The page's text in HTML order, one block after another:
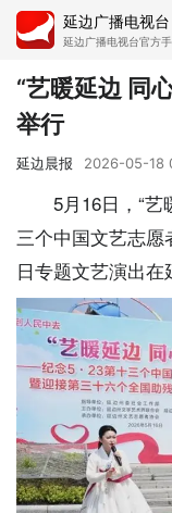
延边广播电视台
延边广播电视台官方
首页
推荐
人大
纪委监委
交通文艺广播 延
延边商务 延
直播点播
直播
“艺暖延边 同
举行
延边晨报 2026-05-18
5月16日，“
三个中国文艺志
日专题文艺演出在